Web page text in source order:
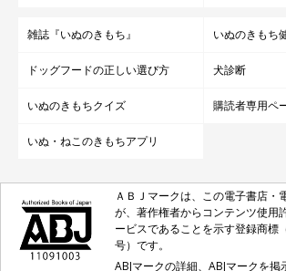
雑誌『いぬのきもち』 いぬのきもち
ドッグフードの正しい選び方 犬診断
いぬのきもちクイズ 購読者専用ペ
いぬ・ねこのきもちアプリ
ＡＢＪマークは、この電子書店・
が、著作権者からコンテンツ使用
ービスであることを示す登録商標
号）です。
ABJマークの詳細、ABJマークを